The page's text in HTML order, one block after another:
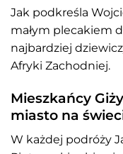
Jak podkreśla
małym plecakiem
najbardziej
Afryki Zachodniej.
Mieszkańcy
miasto na
W każdej podróży